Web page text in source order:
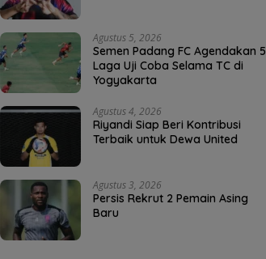
Agustus 5, 2026
Semen Padang FC Agendakan 5
Laga Uji Coba Selama TC di
Yogyakarta
Agustus 4, 2026
Riyandi Siap Beri Kontribusi
Terbaik untuk Dewa United
Agustus 3, 2026
Persis Rekrut 2 Pemain Asing
Baru